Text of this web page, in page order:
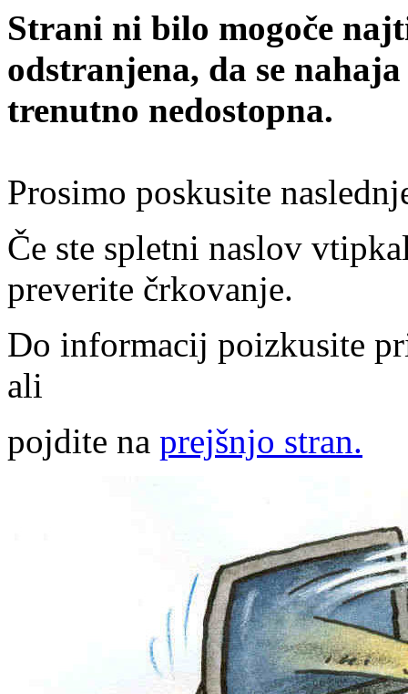
Strani ni bilo mogoče
odstranjena, da se
trenutno nedostopna.
Prosimo poskusite
Če ste spletni naslov
preverite črkovanje.
Do informacij poizkusite
ali
pojdite na prejšnjo stran.